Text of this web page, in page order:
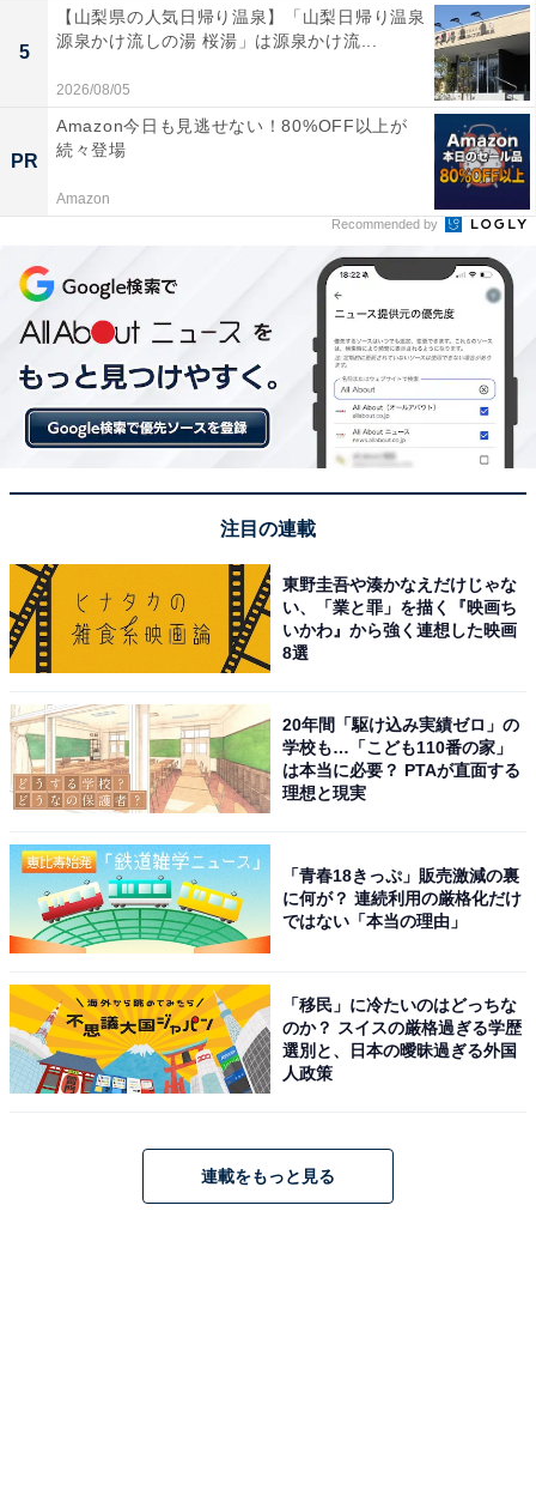
5
【山梨県の人気日帰り温泉】「山梨日帰り温泉
源泉かけ流しの湯 桜湯」は源泉かけ流...
2026/08/05
PR
Amazon今日も見逃せない！80%OFF以上が
続々登場
Amazon
Recommended by
注目の連載
東野圭吾や湊かなえだけじゃな
い、「業と罪」を描く『映画ち
いかわ』から強く連想した映画
8選
20年間「駆け込み実績ゼロ」の
学校も…「こども110番の家」
は本当に必要？ PTAが直面する
理想と現実
「青春18きっぷ」販売激減の裏
に何が？ 連続利用の厳格化だけ
ではない「本当の理由」
「移民」に冷たいのはどっちな
のか？ スイスの厳格過ぎる学歴
選別と、日本の曖昧過ぎる外国
人政策
連載をもっと見る